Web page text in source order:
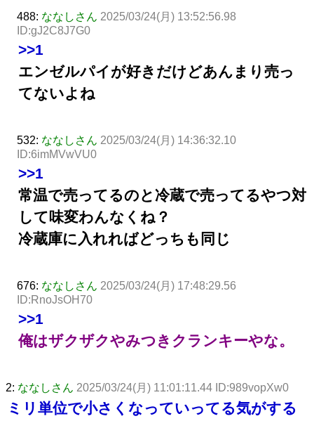
488: ななしさん 2025/03/24(月) 13:52:56.98
ID:gJ2C8J7G0
>>1
エンゼルパイが好きだけどあんまり売っ
てないよね
532: ななしさん 2025/03/24(月) 14:36:32.10
ID:6imMVwVU0
>>1
常温で売ってるのと冷蔵で売ってるやつ対
して味変わんなくね？
冷蔵庫に入れればどっちも同じ
676: ななしさん 2025/03/24(月) 17:48:29.56
ID:RnoJsOH70
>>1
俺はザクザクやみつきクランキーやな。
2: ななしさん 2025/03/24(月) 11:01:11.44 ID:989vopXw0
ミリ単位で小さくなっていってる気がする